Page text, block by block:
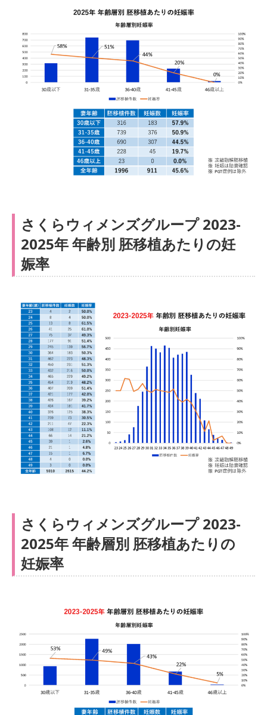
さくらウィメンズグループ 2023-
2025年 年齢別 胚移植あたりの妊
娠率
さくらウィメンズグループ 2023-
2025年 年齢層別 胚移植あたりの
妊娠率